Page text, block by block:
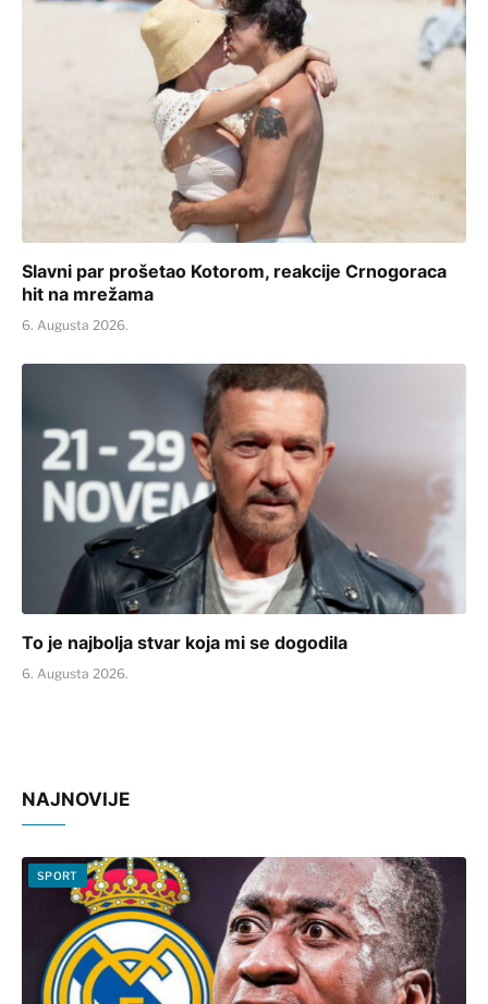
Slavni par prošetao Kotorom, reakcije Crnogoraca
hit na mrežama
6. Augusta 2026.
To je najbolja stvar koja mi se dogodila
6. Augusta 2026.
NAJNOVIJE
SPORT